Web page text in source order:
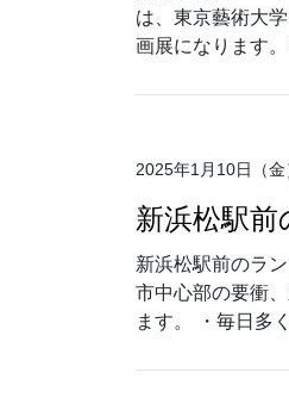
は、東京藝術大
画展になります
2025年1月10日（金
新浜松駅
新浜松駅前のラ
市中心部の要衝
ます。 ・毎日多